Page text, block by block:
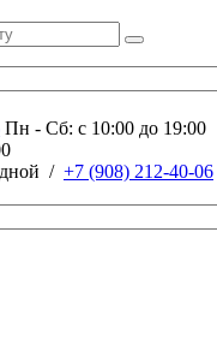
Пн - Сб: c 10:00 до 19:00
/ +7 (908) 212-40-06